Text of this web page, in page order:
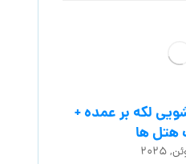
لکه بر عمده +
هتل ها